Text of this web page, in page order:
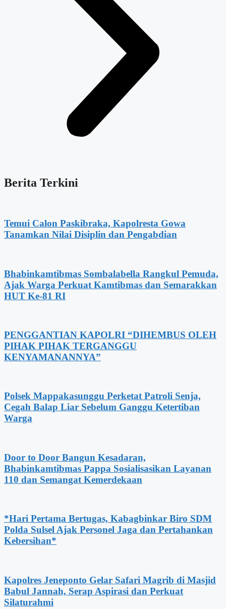
Berita Terkini
Temui Calon Paskibraka, Kapolresta Gowa
Tanamkan Nilai Disiplin dan Pengabdian
Bhabinkamtibmas Sombalabella Rangkul Pemuda,
Ajak Warga Perkuat Kamtibmas dan Semarakkan
HUT Ke-81 RI
PENGGANTIAN KAPOLRI “DIHEMBUS OLEH
PIHAK PIHAK TERGANGGU
KENYAMANANNYA”
Polsek Mappakasunggu Perketat Patroli Senja,
Cegah Balap Liar Sebelum Ganggu Ketertiban
Warga
Door to Door Bangun Kesadaran,
Bhabinkamtibmas Pappa Sosialisasikan Layanan
110 dan Semangat Kemerdekaan
*Hari Pertama Bertugas, Kabagbinkar Biro SDM
Polda Sulsel Ajak Personel Jaga dan Pertahankan
Kebersihan*
Kapolres Jeneponto Gelar Safari Magrib di Masjid
Babul Jannah, Serap Aspirasi dan Perkuat
Silaturahmi